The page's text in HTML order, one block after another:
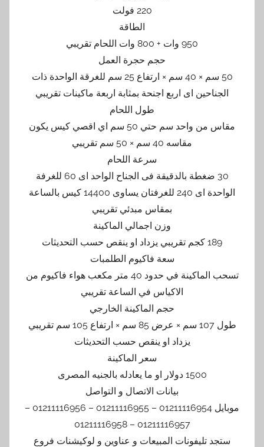
220 فولت
الطاقة
950 وات + 800 وات اللحام تقريبي
حجم حجرة العمل
50 سم × 40 سم × ارتفاع 25 سم للغرقة الواحدة ذات
الجناحين اى اربع اجنحة بمثابة اربعة ماكينات تقريبي
طول اللحام
مقاس من واحد سم حتي 50 سم اي اقصي كيس يكون
مقاسه 40 سم × 50 سم تقريبي
سرعة اللحام
30 ضغطة بالدقيقة فى الجناح الواحد اى 60 للغرفة
الواحدة اى 240 للغرفتان يساوى 14400 كيس بالساعة
بمقاس مبدئي تقريبي
وزن اجمالي الماكينة
189 كجم تقريبي يزداد او ينقص حسب التحديثات
سعة فاكيوم الطلمبات
تسحب الماكينة في حدود 40 متر مكعب هواء فاكيوم من
الاكياس في الساعة تقريبي
حجم الماكينة الخارجي
طول 107 سم × عرض 85 سم × ارتفاع 105 سم تقريبي
يزداد او ينقص حسب التحديثات
سعر الماكينة
1500 دولار او ما يعادله بالجنيه المصرى
بيانات الاتصال و التواصل
موبايل 01211116954 – 01211116955 – 01211116956 –
01211116957 – 01211116958
ستجد تليفونات المبيعات و عناوين و لوكيشنات فروع